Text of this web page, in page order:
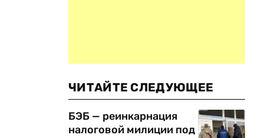
ЧИТАЙТЕ СЛЕДУЮЩЕЕ
БЭБ — реинкарнация
налоговой милиции под